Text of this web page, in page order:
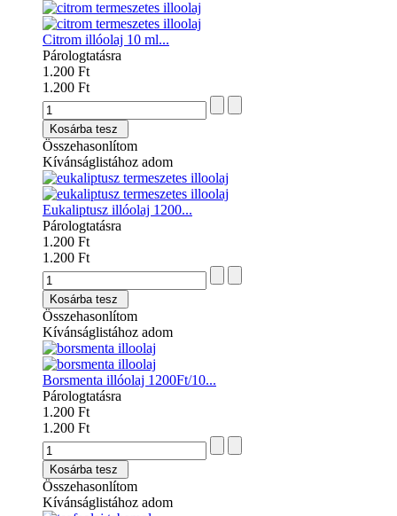
Citrom illóolaj 10 ml...
Párologtatásra
1.200 Ft
1.200 Ft
Kosárba tesz
Összehasonlítom
Kívánságlistához adom
Eukaliptusz illóolaj 1200...
Párologtatásra
1.200 Ft
1.200 Ft
Kosárba tesz
Összehasonlítom
Kívánságlistához adom
Borsmenta illóolaj 1200Ft/10...
Párologtatásra
1.200 Ft
1.200 Ft
Kosárba tesz
Összehasonlítom
Kívánságlistához adom